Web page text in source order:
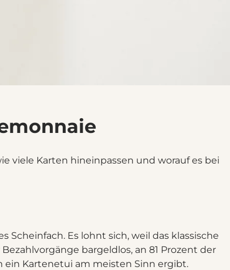
viele Karten hineinpassen und worauf es bei
Es lohnt sich, weil das klassische
bargeldlos, an 81 Prozent der
ein Kartenetui am meisten Sinn ergibt.